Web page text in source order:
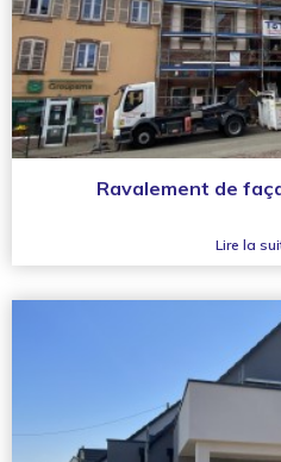
Ravalement de
Lire la